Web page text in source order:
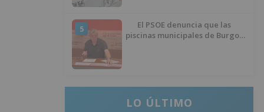
5
El PSOE denuncia que las
piscinas municipales de Burgos
LO ÚLTIMO